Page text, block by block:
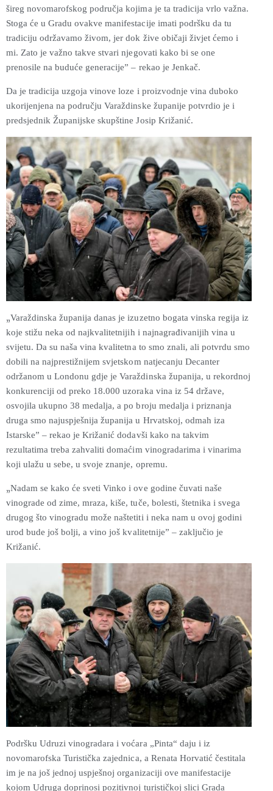
šireg novomarofskog područja kojima je ta tradicija vrlo važna.
Stoga će u Gradu ovakve manifestacije imati podršku da tu
tradiciju održavamo živom, jer dok žive običaji živjet ćemo i
mi. Zato je važno takve stvari njegovati kako bi se one
prenosile na buduće generacije” – rekao je Jenkač.
Da je tradicija uzgoja vinove loze i proizvodnje vina duboko
ukorijenjena na području Varaždinske županije potvrdio je i
predsjednik Županijske skupštine Josip Križanić.
„Varaždinska županija danas je izuzetno bogata vinska regija iz
koje stižu neka od najkvalitetnijih i najnagrađivanijih vina u
svijetu. Da su naša vina kvalitetna to smo znali, ali potvrdu smo
dobili na najprestižnijem svjetskom natjecanju Decanter
održanom u Londonu gdje je Varaždinska županija, u rekordnoj
konkurenciji od preko 18.000 uzoraka vina iz 54 države,
osvojila ukupno 38 medalja, a po broju medalja i priznanja
druga smo najuspješnija županija u Hrvatskoj, odmah iza
Istarske” – rekao je Križanić dodavši kako na takvim
rezultatima treba zahvaliti domaćim vinogradarima i vinarima
koji ulažu u sebe, u svoje znanje, opremu.
„Nadam se kako će sveti Vinko i ove godine čuvati naše
vinograde od zime, mraza, kiše, tuče, bolesti, štetnika i svega
drugog što vinogradu može naštetiti i neka nam u ovoj godini
urod bude još bolji, a vino još kvalitetnije” – zaključio je
Križanić.
Podršku Udruzi vinogradara i voćara „Pinta“ daju i iz
novomarofska Turistička zajednica, a Renata Horvatić čestitala
im je na još jednoj uspješnoj organizaciji ove manifestacije
kojom Udruga doprinosi pozitivnoj turističkoj slici Grada